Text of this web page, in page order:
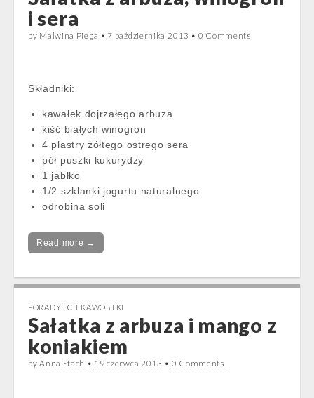
i sera
by Malwina Piega •7 października 2013 • 0 Comments
Składniki:
kawałek dojrzałego arbuza
kiść białych winogron
4 plastry żółtego ostrego sera
pół puszki kukurydzy
1 jabłko
1/2 szklanki jogurtu naturalnego
odrobina soli
Read more →
PORADY I CIEKAWOSTKI
Sałatka z arbuza i mango z
koniakiem
byAnna Stach • 19 czerwca 2013 • 0 Comments